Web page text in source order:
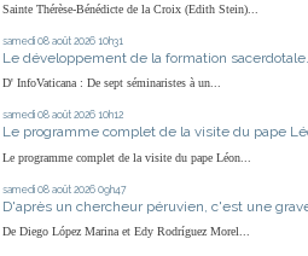
Sainte Thérèse-Bénédicte de la Croix (Edith Stein)...
samedi 08 août 2026 10h31
Le développement de la formation
D' InfoVaticana : De sept séminaristes à un...
samedi 08 août 2026 10h12
Le programme complet de la visite du pape
Le programme complet de la visite du pape Léon...
samedi 08 août 2026 09h47
D'après un chercheur péruvien, c'est une
De Diego López Marina et Edy Rodríguez Morel...